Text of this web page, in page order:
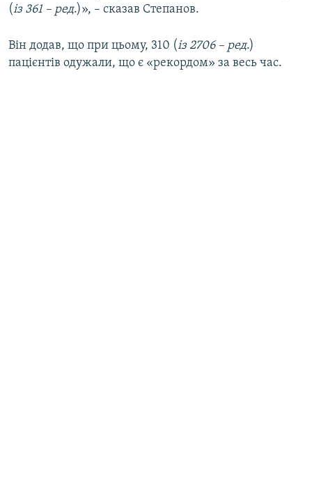
(із 361 – ред.)», – сказав Степанов.
Він додав, що при цьому, 310 (із 2706 – ред.)
пацієнтів одужали, що є «рекордом» за весь час.